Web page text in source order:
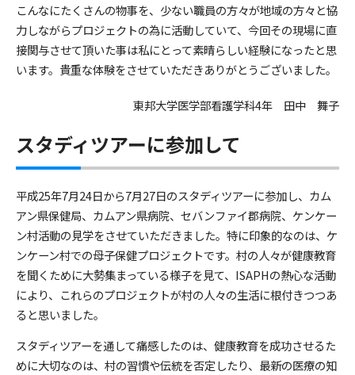
こんなにたくさんの物事を、少ない職員の方々が地域の方々と協
力しながらプロジェクトの為に活動していて、今回その現場に直
接関与させて頂いた事は私にとって素晴らしい経験になったと思
います。貴重な体験をさせていただきありがとうございました。
東邦大学医学部看護学科4年 田中 舞子
スタディツアーに参加して
平成25年7月24日から7月27日のスタディツアーに参加し、カム
アン県保健局、カムアン県病院、セバンファイ郡病院、ケンケー
ン村活動の見学をさせていただきました。特に印象的なのは、ケ
ンケーン村での母子保健プロジェクトです。村の人々が健康教育
を聞くために大勢集まっている様子を見て、ISAPHの熱心な活動
により、これらのプロジェクトが村の人々の生活に根付きつつあ
ると思いました。
スタディツアーを通して痛感したのは、健康教育を成功させるた
めに大切なのは、村の習慣や伝統を否定したり、最新の医療の知